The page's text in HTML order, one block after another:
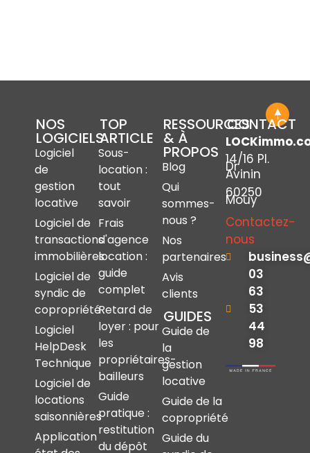
NOS
LOGICIELS
Logiciel
de
gestion
locative
Logiciel de
transactions
immobilières
Logiciel de
syndic de
copropriété
Logiciel
HelpDesk
Technique
Logiciel de
locations
saisonnières
Application
TOP
ARTICLE
Sous-
location :
tout
savoir
Frais
d'agence
location :
guide
complet
Retard de
loyer : pour
les
propriétaires-
bailleurs
Guide
pratique :
restitution
du dépôt
RESSOURCES
& À
PROPOS
Blog
Qui
sommes-
nous ?
Nos
partenaires
Avis
clients
GUIDES
Guide de
la
gestion
locative
Guide de la
copropriété
Guide du
CONTACT
14/16 Pl.
Dr
Avinin
60250
Mouy
Contactez-
nous
03
63
53
44
98